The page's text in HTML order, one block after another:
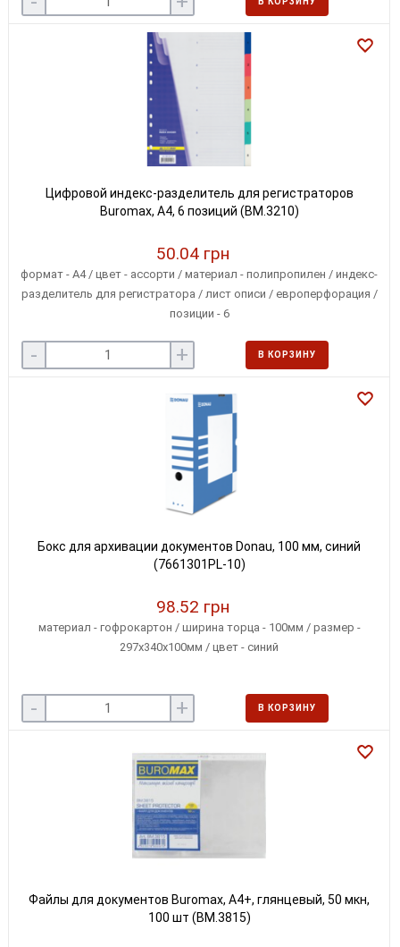
Цифровой индекс-разделитель для регистраторов
Buromax, А4, 6 позиций (BM.3210)
50.04 грн
формат - А4 / цвет - ассорти / материал - полипропилен / индекс-
разделитель для регистратора / лист описи / европерфорация /
позиции - 6
- + В КОРЗИНУ
Бокс для архивации документов Donau, 100 мм, синий
(7661301PL-10)
98.52 грн
материал - гофрокартон / ширина торца - 100мм / размер -
297х340х100мм / цвет - синий
- + В КОРЗИНУ
Файлы для документов Buromax, А4+, глянцевый, 50 мкн,
100 шт (BM.3815)